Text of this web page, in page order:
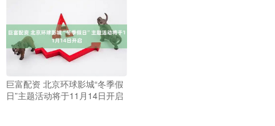
巨富配资 北京环球影城“冬季假
日”主题活动将于11月14日开启